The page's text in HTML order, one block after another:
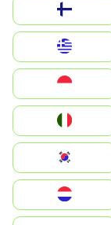
United Kingdom
Magyarország
South Korea